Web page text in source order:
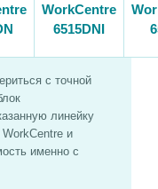
WorkCentre
6515DNI
с точной
линейку
и
именно с